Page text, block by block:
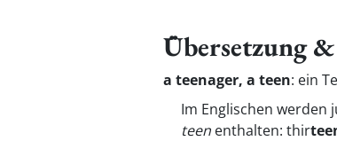
Übersetzung
a teenager, a teen: ein
Im Englischen werden
teen enthalten: thir